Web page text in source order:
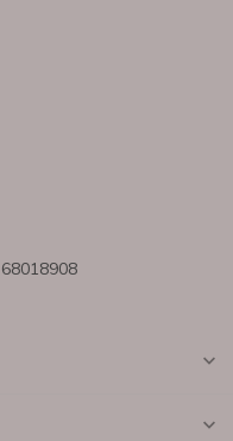
68018908